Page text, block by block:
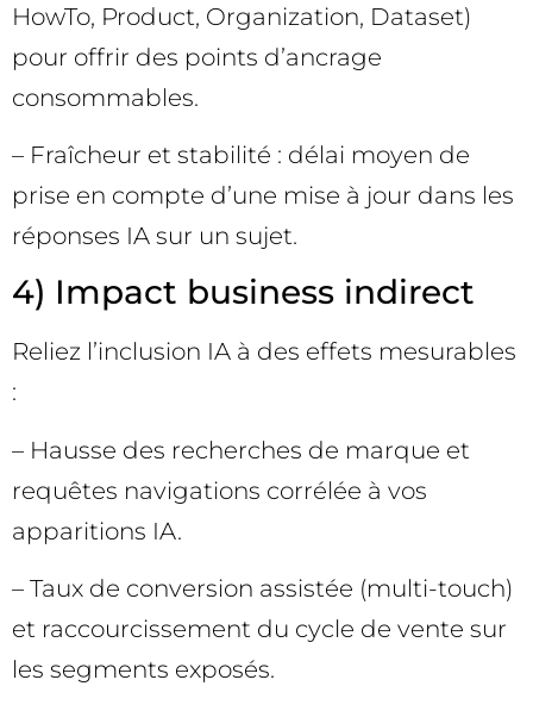
HowTo, Product, Organization, Dataset)
pour offrir des points d’ancrage
consommables.
– Fraîcheur et stabilité : délai moyen de
prise en compte d’une mise à jour dans les
réponses IA sur un sujet.
4) Impact business indirect
Reliez l’inclusion IA à des effets mesurables
:
– Hausse des recherches de marque et
requêtes navigations corrélée à vos
apparitions IA.
– Taux de conversion assistée (multi-touch)
et raccourcissement du cycle de vente sur
les segments exposés.